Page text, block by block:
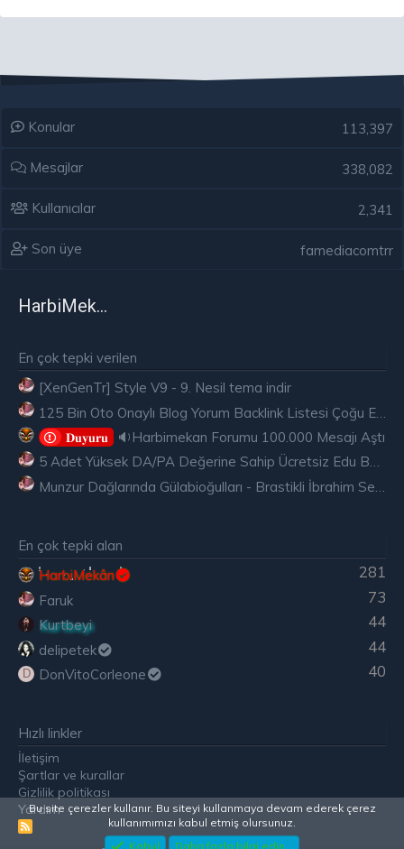
Konular 113,397
Mesajlar 338,082
Kullanıcılar 2,341
Son üye famediacomtrr
HarbiMekân
En çok tepki verilen
[XenGenTr] Style V9 - 9. Nesil tema indir
𝐃𝐮𝐲𝐮𝐫𝐮
🔉Harbimekan Forumu 100.000 Mesajı Aştı
5 Adet Yüksek DA/PA Değerine Sahip Ücretsiz Edu Backlink
En çok tepki alan
281
HarbiMekân
73
Faruk
44
Kurtbeyi
44
delipetek
D 40
DonVitoCorleone
Hızlı linkler
İletişim
Şartlar ve kurallar
Gizlilik politikası
Yardım
R
Bu site çerezler kullanır. Bu siteyi kullanmaya devam ederek çerez
kullanımımızı kabul etmiş olursunuz.
Kabul
Daha fazla bilgi edin...